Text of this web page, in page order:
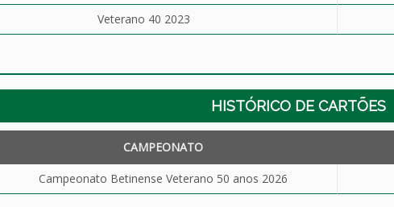
Veterano 40 2023
HISTÓRICO DE CARTÕES
CAMPEONATO
Campeonato Betinense Veterano 50 anos 2026